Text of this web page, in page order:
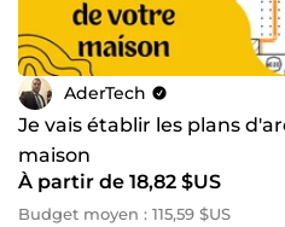
AderTech
Je vais établir les plans
maison
À partir de 18,82 $US
Budget moyen : 115,59 $US